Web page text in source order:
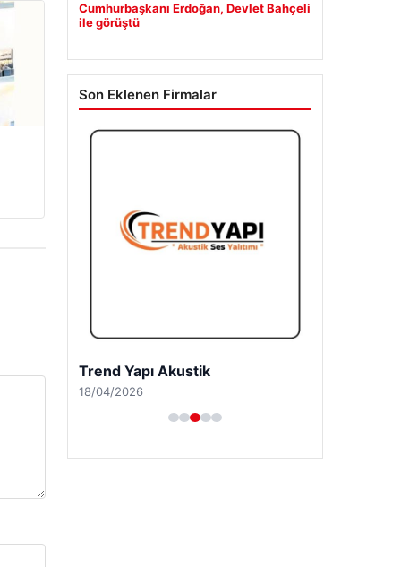
Cumhurbaşkanı Erdoğan, Devlet Bahçeli
ile görüştü
Son Eklenen Firmalar
Trend Yapı Akustik
18/04/2026